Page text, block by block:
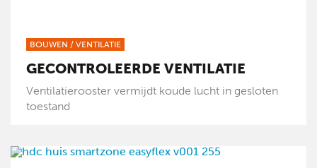
BOUWEN / VENTILATIE
GECONTROLEERDE VENTILATIE
Ventilatierooster vermijdt koude lucht in gesloten
toestand